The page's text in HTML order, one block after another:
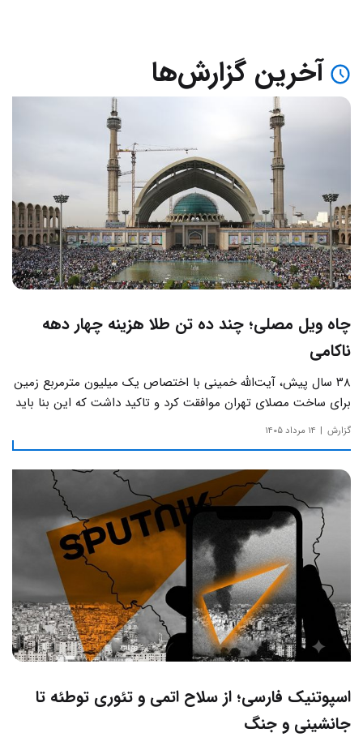
آخرین گزارش‌ها
چاه ویل مصلی؛ چند ده تن طلا هزینه چهار دهه
ناکامی
۳۸ سال پیش، آیت‌الله خمینی با اختصاص یک میلیون مترمربع زمین
برای ساخت مصلای تهران موافقت کرد و تاکید داشت که این بنا باید
به دور از زرق‌وبرق و یادآور سادگی مساجد صدر اسلام باشد.
گزارش ۱۴ مرداد ۱۴۰۵
اسپوتنیک فارسی؛ از سلاح اتمی و تئوری توطئه تا
جانشینی و جنگ